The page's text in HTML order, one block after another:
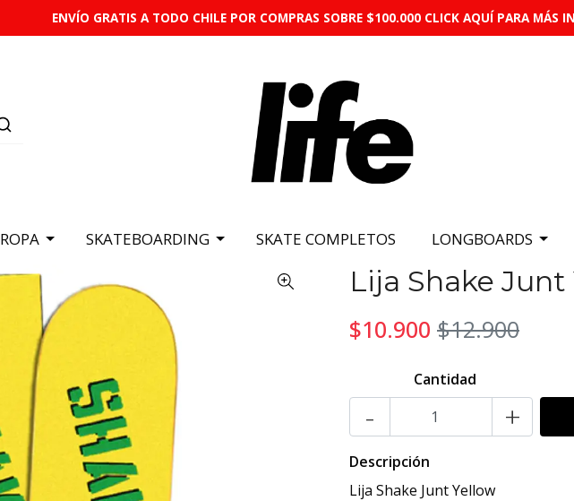
ENVÍO GRATIS A TODO CHILE POR COMPRAS SOBRE $100.000 CLICK AQUÍ PARA MÁS
ROPA SKATEBOARDING SKATE COMPLETOS LONGBOARDS
Lija Shake Junt
$10.900 $12.900
Cantidad
- +
Descripción
Lija Shake Junt Yellow